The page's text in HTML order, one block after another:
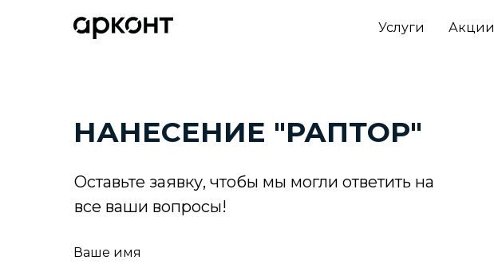
Услуги Акции
НАНЕСЕНИЕ "РАПТОР"
Оставьте заявку, чтобы мы могли ответить на
все ваши вопросы!
Ваше имя